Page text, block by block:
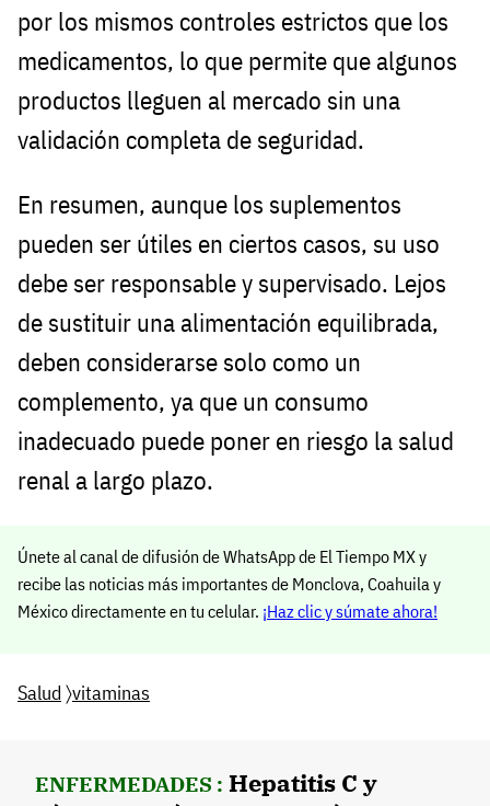
por los mismos controles estrictos que los
medicamentos, lo que permite que algunos
productos lleguen al mercado sin una
validación completa de seguridad.
En resumen, aunque los suplementos
pueden ser útiles en ciertos casos, su uso
debe ser responsable y supervisado. Lejos
de sustituir una alimentación equilibrada,
deben considerarse solo como un
complemento, ya que un consumo
inadecuado puede poner en riesgo la salud
renal a largo plazo.
Únete al canal de difusión de WhatsApp de El Tiempo MX y
recibe las noticias más importantes de Monclova, Coahuila y
México directamente en tu celular. ¡Haz clic y súmate ahora!
Salud 〉vitaminas
ENFERMEDADES : Hepatitis C y